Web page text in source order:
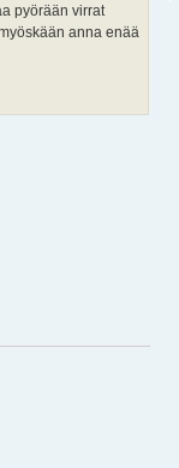
pyörään virrat
anna enää